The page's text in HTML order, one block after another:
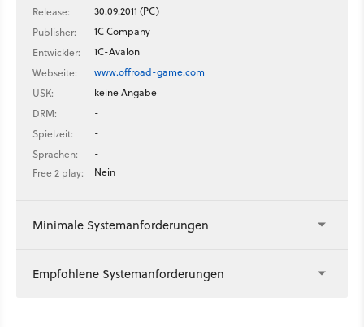
Release:
30.09.2011 (PC)
Publisher:
1C Company
Entwickler:
1C-Avalon
Webseite:
www.offroad-game.com
USK:
keine Angabe
DRM:
-
Spielzeit:
-
Sprachen:
-
Free 2 play:
Nein
Minimale Systemanforderungen
Empfohlene Systemanforderungen